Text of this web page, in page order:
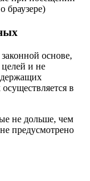
браузере)
основе,
и не
в
не дольше, чем
предусмотрено